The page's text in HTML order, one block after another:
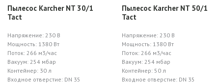
Пылесос Karcher NT 30/1
Tact
Напряжение: 230 В
Мощность: 1380 Вт
Поток: 266 м3/час
Вакуум: 254 мбар
Контейнер: 30 л
Входное отверстие: DN 35
Пылесос Karcher NT 50/1
Tact
Напряжение: 230 В
Мощность: 1380 Вт
Поток: 266 м3/час
Вакуум: 254 мбар
Контейнер: 50 л
Входное отверстие: DN 35